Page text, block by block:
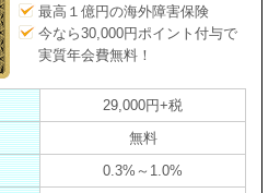
最高１億円の海外障害保険
今なら30,000円ポイント付与で
実質年会費無料！
29,000円+税
無料
0.3%～1.0%